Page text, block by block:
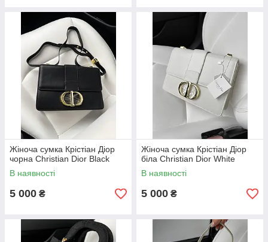
Жіноча сумка Крістіан Діор
чорна Christian Dior Black
В наявності
5 000 ₴
Жіноча сумка Крістіан Діор
біла Christian Dior White
В наявності
5 000 ₴